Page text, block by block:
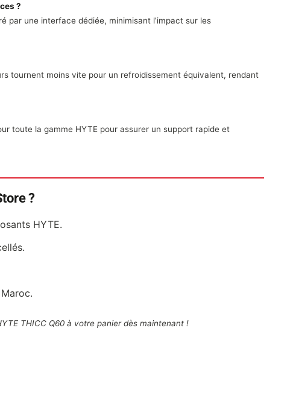
?
par une interface dédiée, minimisant l’impact sur les
tournent moins vite pour un refroidissement équivalent, rendant
toute la gamme HYTE pour assurer un support rapide et
?
HYTE.
THICC Q60 à votre panier dès maintenant !